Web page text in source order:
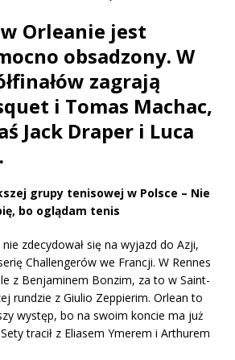
Orleanie jest
obsadzony. W
zagrają
i Tomas Machac,
Jack Draper i Luca
grupy tenisowej w Polsce – Nie
bo oglądam tenis
zdecydował się na wyjazd do Azji,
Challengerów we Francji. W Rennes
z Benjaminem Bonzim, za to w Saint-
rundzie z Giulio Zeppierim. Orlean to
występ, bo na swoim koncie ma już
tracił z Eliasem Ymerem i Arthurem